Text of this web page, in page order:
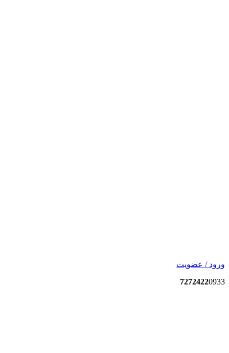
ورود / عضویت
72724220933